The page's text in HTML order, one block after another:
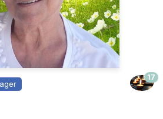
17